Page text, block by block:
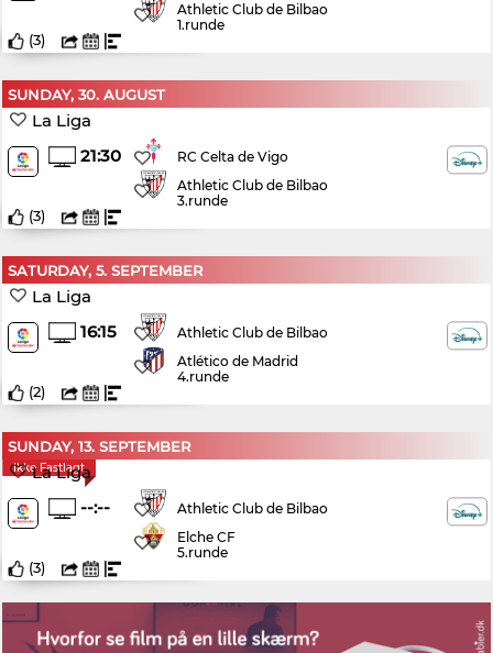
Athletic Club de Bilbao
1.runde
(3)
SUNDAY, 30. AUGUST
La Liga
21:30
RC Celta de Vigo
Athletic Club de Bilbao
3.runde
(3)
SATURDAY, 5. SEPTEMBER
La Liga
16:15
Athletic Club de Bilbao
Atlético de Madrid
4.runde
(2)
SUNDAY, 13. SEPTEMBER
Ikke Fastlagt
La Liga
--:--
Athletic Club de Bilbao
Elche CF
5.runde
(3)